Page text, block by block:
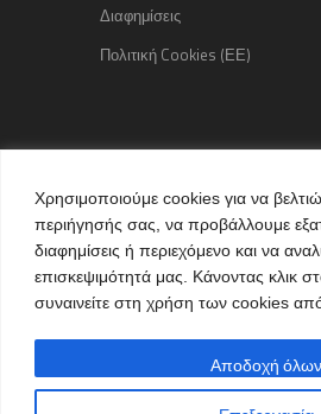
Χρησιμοποιούμε cookies για να
περιήγησής σας, να προβάλλουμε
διαφημίσεις ή περιεχόμενο και να
επισκεψιμότητά μας. Κάνοντας κλικ
συναινείτε στη χρήση των cookies
Αποδοχή όλων
Διαφημίσεις
Πολιτική Cookies (ΕΕ)
Copyright © 2015 kozaniLife.gr
All Rights reserved
Internet Services &
by kozaniLife.gr